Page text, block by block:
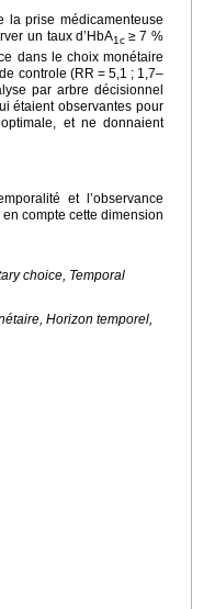
la prise médicamenteuse
un taux d’HbA1c ≥ 7 %
dans le choix monétaire
controle (RR = 5,1 ; 1,7–
par arbre décisionnel
étaient observantes pour
et ne donnaient
et l’observance
compte cette dimension
choice, Temporal
Horizon temporel,